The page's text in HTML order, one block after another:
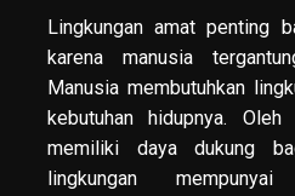
Lingkungan amat penting
karena manusia
Manusia membutuhkan
kebutuhan hidupnya.
memiliki daya dukung
lingkungan